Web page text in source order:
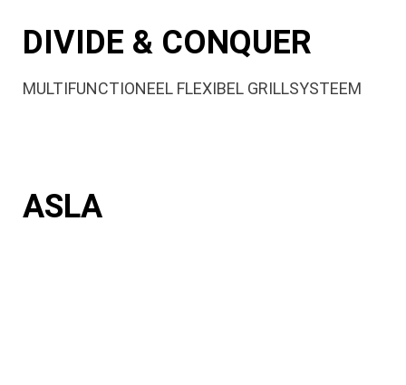
DIVIDE & CONQUER
MULTIFUNCTIONEEL FLEXIBEL GRILLSYSTEEM
ASLA